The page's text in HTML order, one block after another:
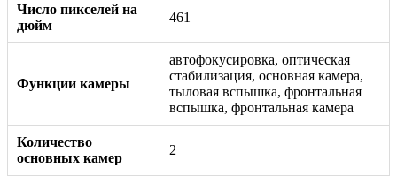
Число пикселей на
дюйм
461
Функции камеры
автофокусировка, оптическая
стабилизация, основная камера,
тыловая вспышка, фронтальная
вспышка, фронтальная камера
Количество
основных камер
2